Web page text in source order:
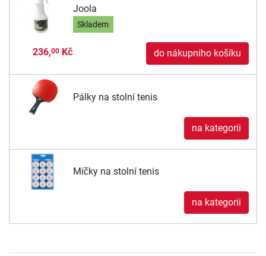
Joola
Skladem
236,00Kč do nákupního košíku
Pálky na stolní tenis
na kategorii
Míčky na stolní tenis
na kategorii